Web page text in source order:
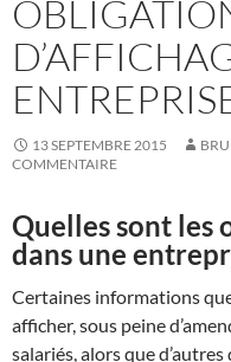
13 SEPTEMBRE 2015
COMMENTAIRE
Quelles sont les
dans une
Certaines informations
afficher, sous peine
salariés, alors que